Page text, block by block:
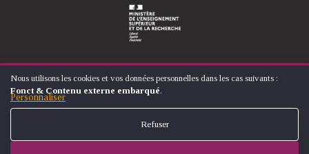
© ÉCOLE NATIONALE SUPÉRIEURE D'ARTS ET MÉTIERS
MENTIONS LÉGALES
UTILISATION
DES
DONNÉES
DES
Nous utilisons les cookies et vos données personnelles dans les cas suivants :
Fonct & Contenu externe embarqué.
Personnaliser
Refuser